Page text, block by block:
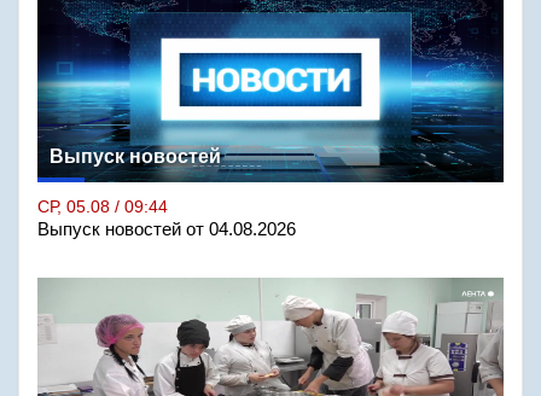
Выпуск новостей
СР, 05.08 / 09:44
Выпуск новостей от 04.08.2026